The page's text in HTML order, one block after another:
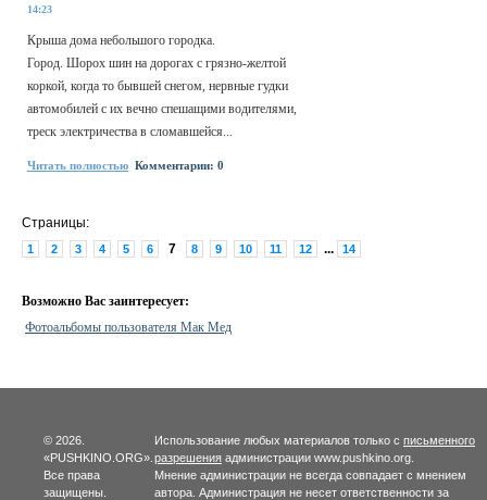
14:23
Крыша дома небольшого городка.
Город. Шорох шин на дорогах с грязно-желтой
коркой, когда то бывшей снегом, нервные гудки
автомобилей с их вечно спешащими водителями,
треск электричества в сломавшейся...
Читать полностью Комментарии: 0
Страницы:
1 2 3 4 5 6 7 8 9 10 11 12 ... 14
Возможно Вас заинтересует:
Фотоальбомы пользователя Мак Мед
© 2026.
«PUSHKINO.ORG».
Все права
защищены.
Использование любых материалов только с письменного
разрешения администрации www.pushkino.org.
Мнение администрации не всегда совпадает с мнением
автора. Администрация не несет ответственности за